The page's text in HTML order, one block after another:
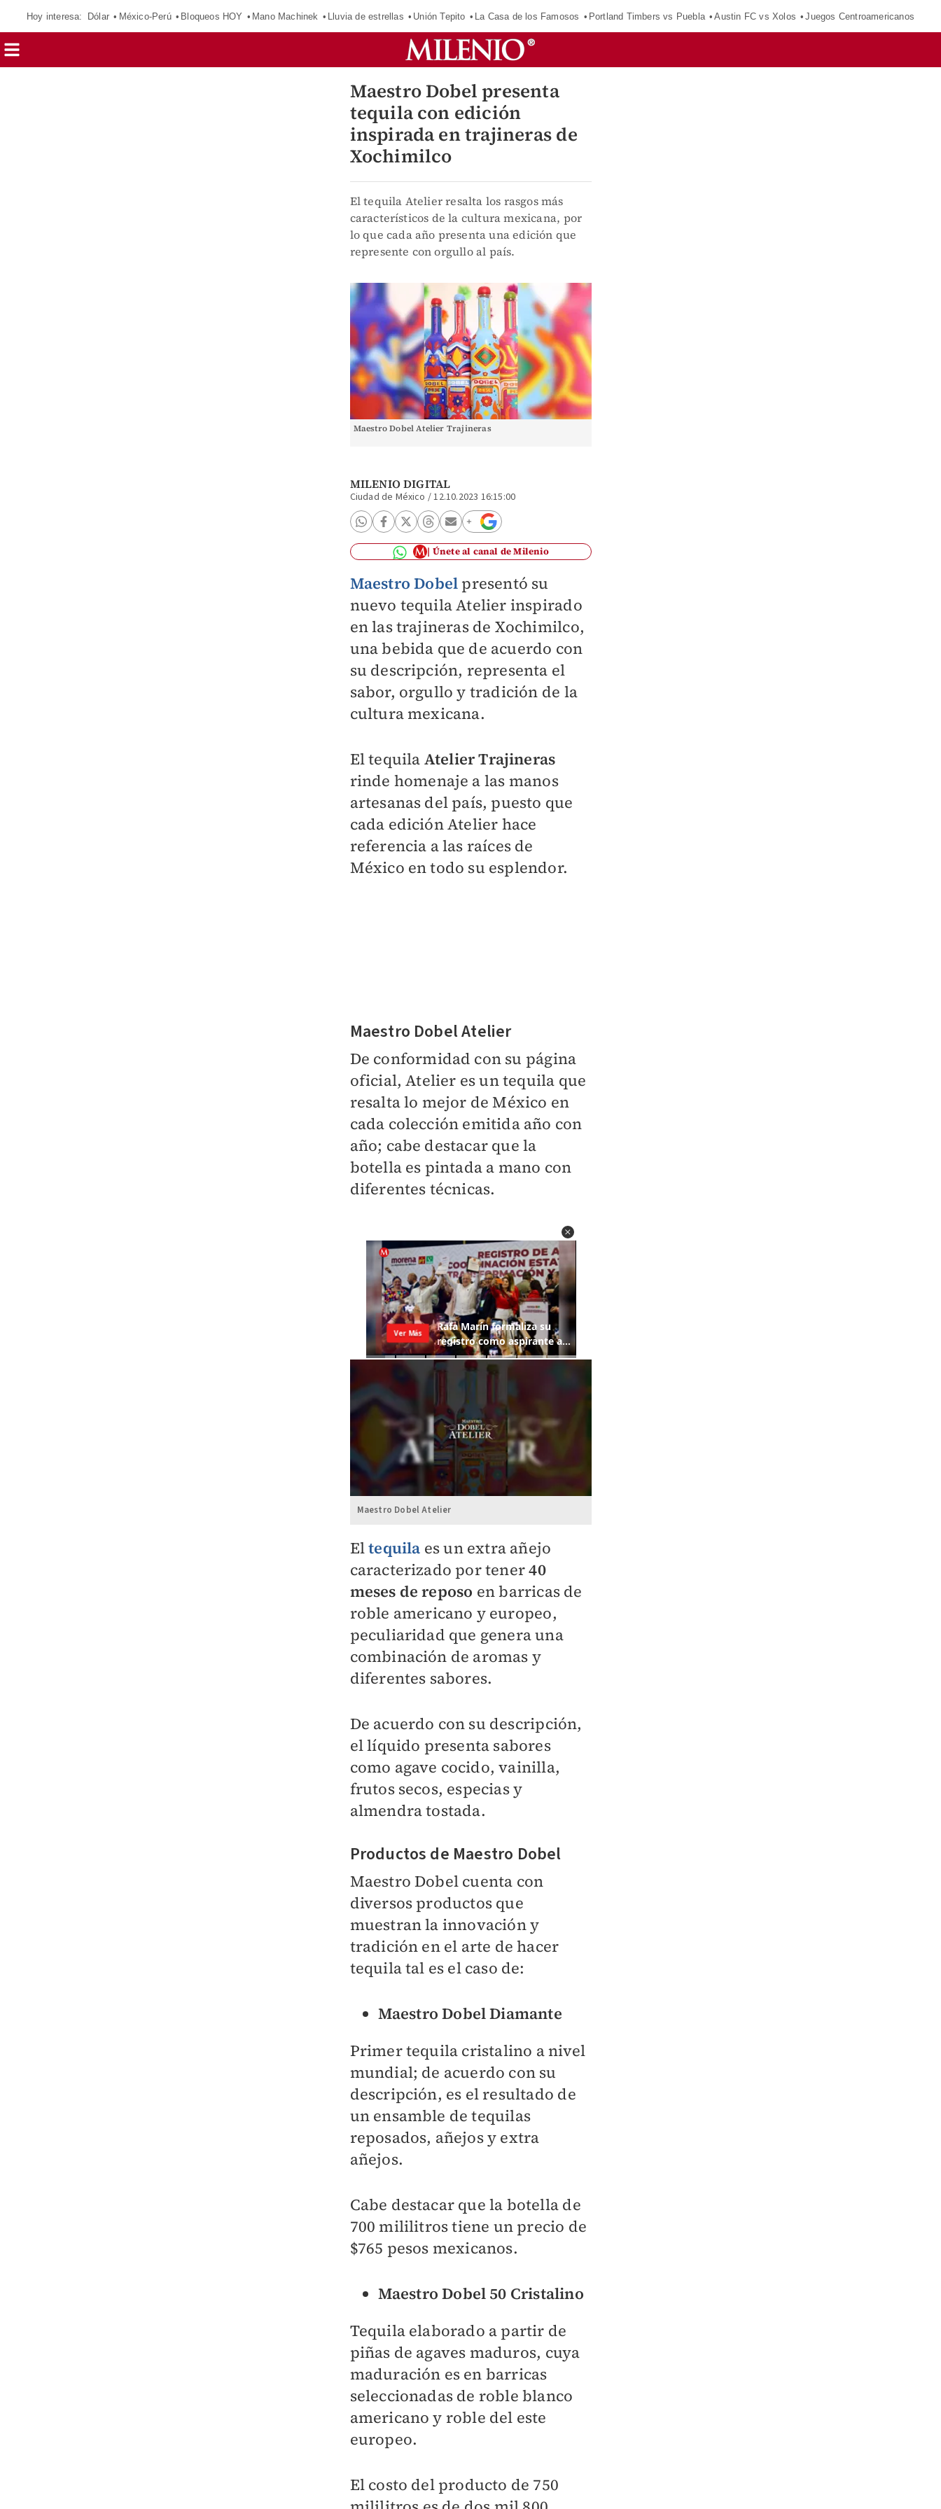
Hoy interesa: Dólar México-Perú Bloqueos HOY Mano Machinek Lluvia de estrellas Unión Tepito La Casa de los Famosos Portland Timbers vs Puebla Austin FC vs Xolos Juegos Centroamericanos
Maestro Dobel presenta
tequila con edición
inspirada en trajineras de
Xochimilco
El tequila Atelier resalta los rasgos más
característicos de la cultura mexicana, por
lo que cada año presenta una edición que
represente con orgullo al país.
Maestro Dobel Atelier Trajineras
MILENIO DIGITAL
Ciudad de México /12.10.2023 16:15:00
Únete al canal de Milenio
Maestro Dobel presentó su
nuevo tequila Atelier inspirado
en las trajineras de Xochimilco,
una bebida que de acuerdo con
su descripción, representa el
sabor, orgullo y tradición de la
cultura mexicana.
El tequila Atelier Trajineras
rinde homenaje a las manos
artesanas del país, puesto que
cada edición Atelier hace
referencia a las raíces de
México en todo su esplendor.
Maestro Dobel Atelier
De conformidad con su página
oficial, Atelier es un tequila que
resalta lo mejor de México en
cada colección emitida año con
año; cabe destacar que la
botella es pintada a mano con
diferentes técnicas.
Maestro Dobel Atelier
Eltequila es un extra añejo
caracterizado por tener40
meses de reposo en barricas de
roble americano y europeo,
peculiaridad que genera una
combinación de aromas y
diferentes sabores.
De acuerdo con su descripción,
el líquido presenta sabores
como agave cocido, vainilla,
frutos secos, especias y
almendra tostada.
Productos de Maestro Dobel
Maestro Dobel cuenta con
diversos productos que
muestran la innovación y
tradición en el arte de hacer
tequila tal es el caso de:
Maestro Dobel Diamante
Primer tequila cristalino a nivel
mundial; de acuerdo con su
descripción, es el resultado de
un ensamble de tequilas
reposados, añejos y extra
añejos.
Cabe destacar que la botella de
700 mililitros tiene un precio de
$765 pesos mexicanos.
Maestro Dobel 50 Cristalino
Tequila elaborado a partir de
piñas de agaves maduros, cuya
maduración es en barricas
seleccionadas de roble blanco
americano y roble del este
europeo.
El costo del producto de 750